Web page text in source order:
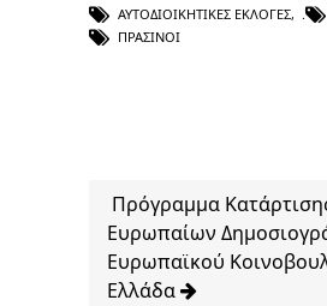
ΑΥΤΟΔΙΟΙΚΗΤΙΚΈΣ ΕΚΛΟΓΈΣ,
ΠΡΆΣΙΝΟΙ
Πρόγραμμα
Ευρωπαίων
Ευρωπαϊκού
Ελλάδα